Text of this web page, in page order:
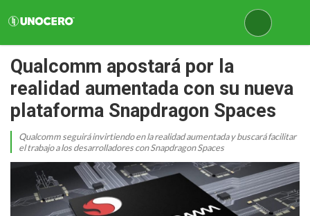
Qualcomm apostará por la
realidad aumentada con su nueva
plataforma Snapdragon Spaces
Qualcomm seguirá invirtiendo en la realidad aumentada y buscará facilitar
el trabajo a los desarrolladores con Snapdragon Spaces